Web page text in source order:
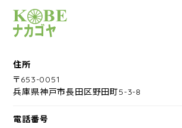
サイクルショップナカゴヤ
住所
〒653-0051
兵庫県神戸市長田区野田町5-3-8
電話番号